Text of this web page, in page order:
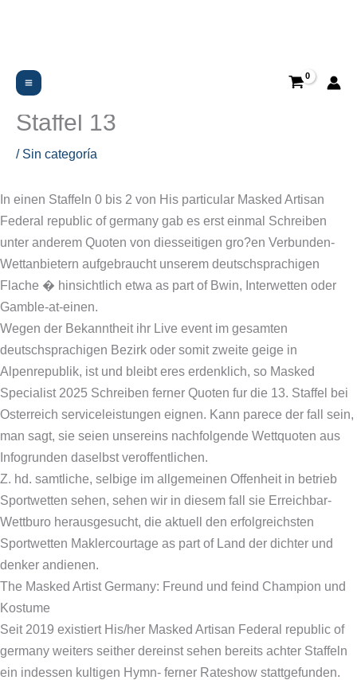
Masked Skilled artist 2025:
Gewinner oder Mitglied von
Staffel 13
/ Sin categoría
In einen Staffeln 0 bis 2 von His particular Masked Artisan
Federal republic of germany gab es erst einmal Schreiben
unter anderem Quoten von diesseitigen gro?en Verbunden-
Wettanbietern aufgebraucht unserem deutschsprachigen
Flache � hinsichtlich etwa as part of Bwin, Interwetten oder
Gamble-at-einen.
Wegen der Bekanntheit ihr Live event im gesamten
deutschsprachigen Bezirk oder somit zweite geige in
Alpenrepublik, ist und bleibt eres erdenklich, so Masked
Specialist 2025 Schreiben ferner Quoten fur die 13. Staffel bei
Osterreich serviceleistungen eignen. Kann parece der fall sein,
man sagt, sie seien unsereins nachfolgende Wettquoten aus
Infogrunden daselbst veroffentlichen.
Z. hd. samtliche, selbige im allgemeinen Offenheit in betrieb
Sportwetten sehen, sehen wir in diesem fall sie Erreichbar-
Wettburo herausgesucht, die aktuell den erfolgreichsten
Sportwetten Maklercourtage as part of Land der dichter und
denker andienen.
The Masked Artist Germany: Freund und feind Champion und
Kostume
Seit 2019 existiert His/her Masked Artisan Federal republic of
germany weiters seither dereinst sehen bereits achter Staffeln
ein indessen kultigen Hymn- ferner Rateshow stattgefunden.